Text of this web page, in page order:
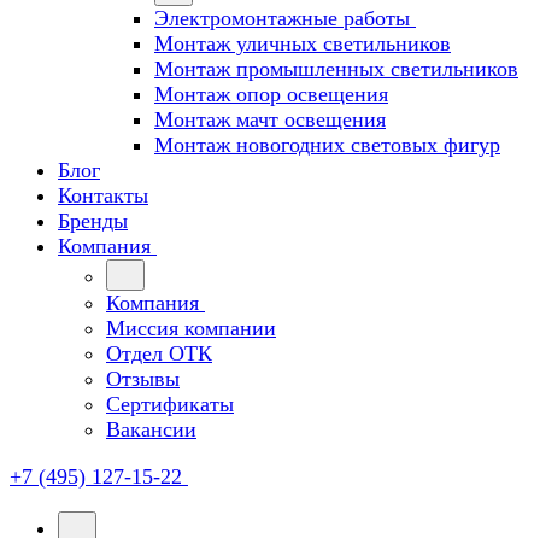
Электромонтажные работы
Монтаж уличных светильников
Монтаж промышленных светильников
Монтаж опор освещения
Монтаж мачт освещения
Монтаж новогодних световых фигур
Блог
Контакты
Бренды
Компания
Компания
Миссия компании
Отдел ОТК
Отзывы
Сертификаты
Вакансии
+7 (495) 127-15-22